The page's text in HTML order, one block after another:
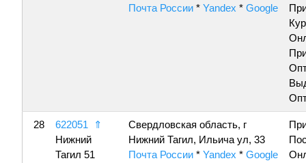
Почта России * Yandex * Google
28 622051
⇑
Нижний
Тагил 51
Свердловская область, г
Нижний Тагил, Ильича ул, 33
Почта России * Yandex * Google